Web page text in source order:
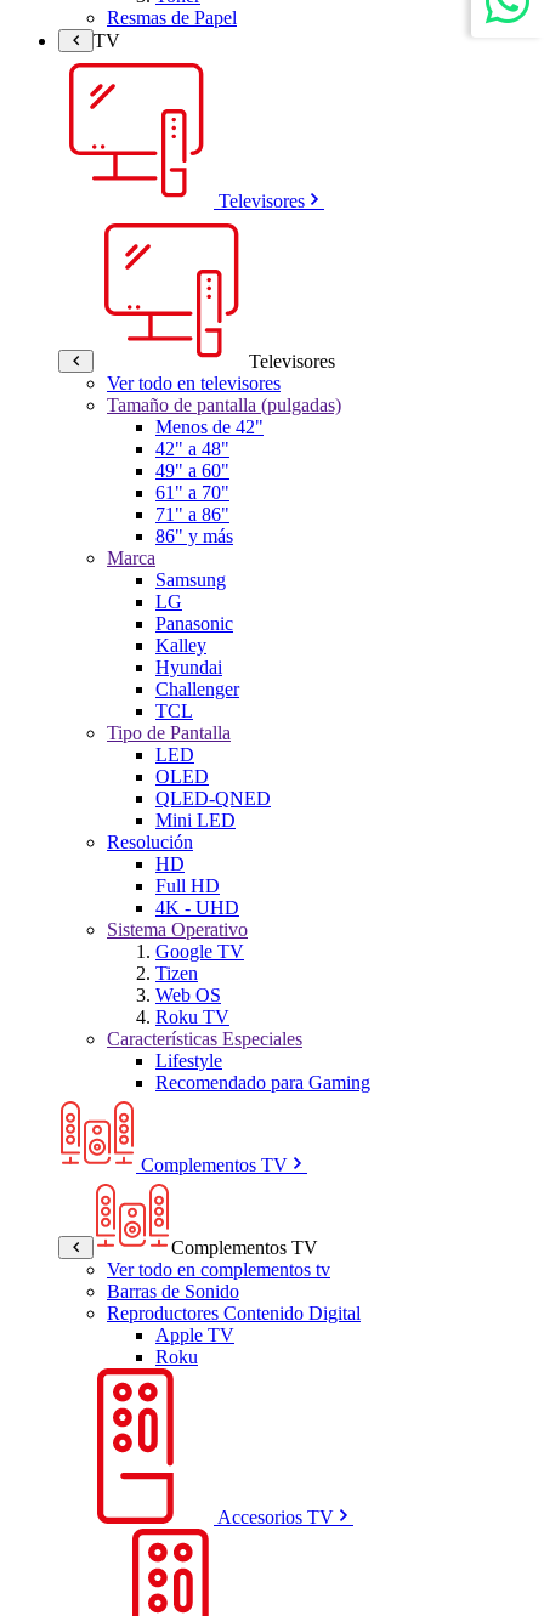
Resmas de Papel
TV
Televisores
Televisores
Ver todo en televisores
Tamaño de pantalla (pulgadas)
Menos de 42"
42" a 48"
49" a 60"
61" a 70"
71" a 86"
86" y más
Marca
Samsung
LG
Panasonic
Kalley
Hyundai
Challenger
TCL
Tipo de Pantalla
LED
OLED
QLED-QNED
Mini LED
Resolución
HD
Full HD
4K - UHD
Sistema Operativo
Google TV
Tizen
Web OS
Roku TV
Características Especiales
Lifestyle
Recomendado para Gaming
Complementos TV
Complementos TV
Ver todo en complementos tv
Barras de Sonido
Reproductores Contenido Digital
Apple TV
Roku
Accesorios TV